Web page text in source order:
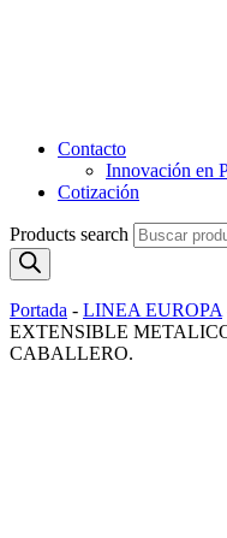
Contacto
Innovación en
Cotización
Products search
Portada - LINEA EUROPA
EXTENSIBLE
CABALLERO.